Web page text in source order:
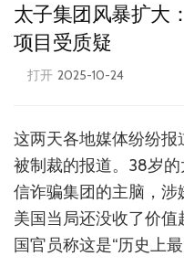
太子集团风暴扩大
项目受质疑
打开 2025-10-24
这两天各地媒体纷纷报
被制裁的报道。38岁
信诈骗集团的主脑，涉
美国当局还没收了价
国官员称这是“历史上